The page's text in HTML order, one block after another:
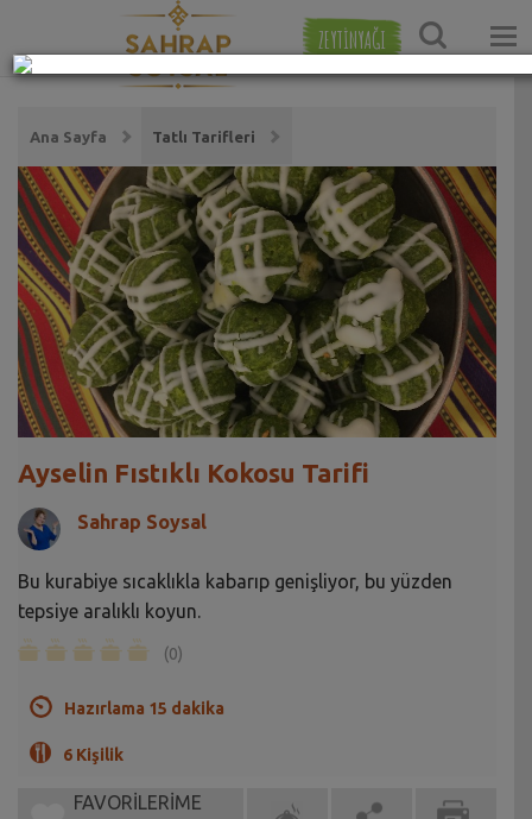
ZEYTİNYAĞI
Ana Sayfa Tatlı Tarifleri
Ayselin Fıstıklı Kokosu Tarifi
Sahrap Soysal
Bu kurabiye sıcaklıkla kabarıp genişliyor, bu yüzden
tepsiye aralıklı koyun.
(0)
Hazırlama 15 dakika
6 Kişilik
FAVORİLERİME